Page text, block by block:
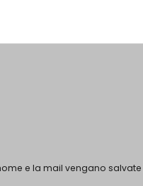
e la mail vengano